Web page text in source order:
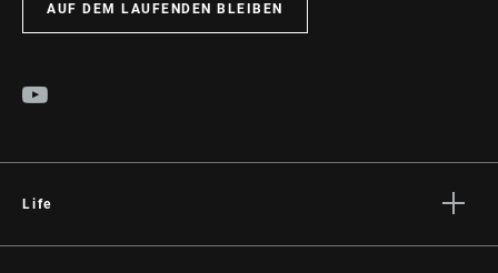
AUF DEM LAUFENDEN BLEIBEN
Life